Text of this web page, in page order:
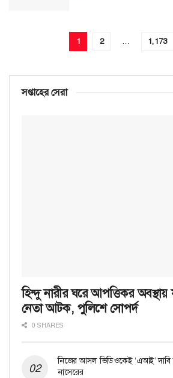
1 2 … 1,173
সপ্তাহের সেরা
হিন্দু নারীর ঘরে আপত্তিকর
নেতা আটক, পুলিশে সোপর্দ
0 SHARES
নিজের আসল ভিডিওকেই ‘এআই’ দাবি
নাসেরের